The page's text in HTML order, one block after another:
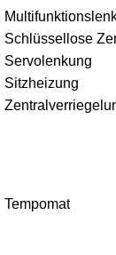
Schlüssellose
Servolenkung
Sitzheizung
Tempomat